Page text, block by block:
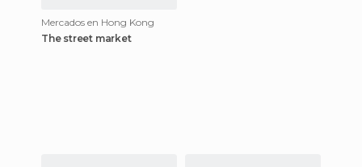
Mercados en Hong Kong
The street market